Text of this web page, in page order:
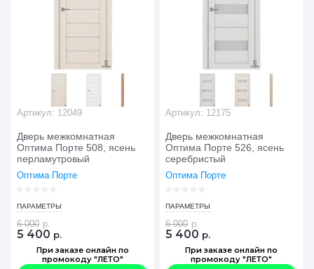
Дверь межкомнатная
Оптима Порте 508, ясень
перламутровый
Оптима Порте
Артикул: 12049
ПАРАМЕТРЫ
6 000 р.
5 400 р.
При заказе онлайн по
промокоду "ЛЕТО"
Дверь межкомнатная
Оптима Порте 526, ясень
серебристый
Оптима Порте
Артикул: 12175
ПАРАМЕТРЫ
6 000 р.
5 400 р.
При заказе онлайн по
промокоду "ЛЕТО"